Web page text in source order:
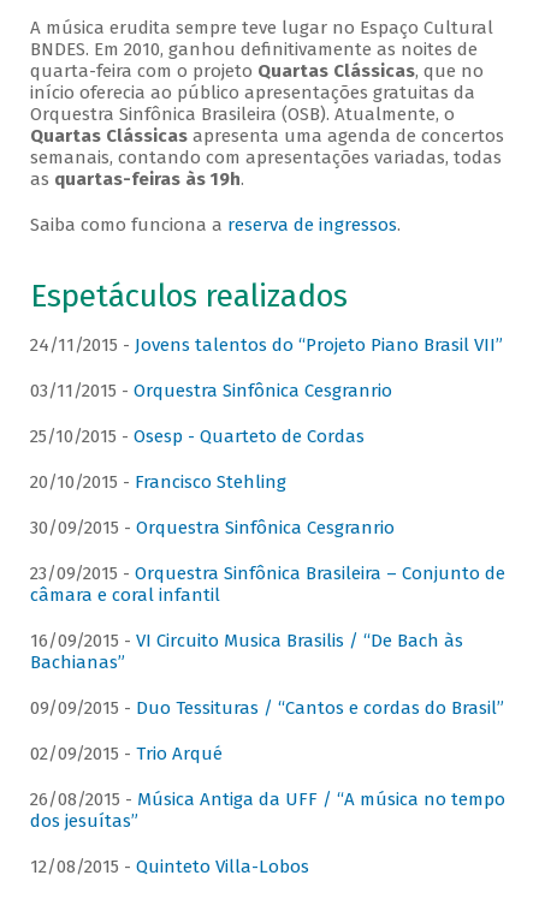
A música erudita sempre teve lugar no Espaço Cultural
BNDES. Em 2010, ganhou definitivamente as noites de
quarta-feira com o projeto Quartas Clássicas, que no
início oferecia ao público apresentações gratuitas da
Orquestra Sinfônica Brasileira (OSB). Atualmente, o
Quartas Clássicasapresenta uma agenda de concertos
semanais, contando com apresentações variadas, todas
as quartas-feiras às 19h.
Saiba como funciona a reserva de ingressos.
Espetáculos realizados
24/11/2015 - Jovens talentos do “Projeto Piano Brasil VII”
03/11/2015 - Orquestra Sinfônica Cesgranrio
25/10/2015 - Osesp - Quarteto de Cordas
20/10/2015 - Francisco Stehling
30/09/2015 - Orquestra Sinfônica Cesgranrio
23/09/2015 - Orquestra Sinfônica Brasileira – Conjunto de
câmara e coral infantil
16/09/2015 - VI Circuito Musica Brasilis / “De Bach às
Bachianas”
09/09/2015 - Duo Tessituras / “Cantos e cordas do Brasil”
02/09/2015 - Trio Arqué
26/08/2015 - Música Antiga da UFF / “A música no tempo
dos jesuítas”
12/08/2015 - Quinteto Villa-Lobos